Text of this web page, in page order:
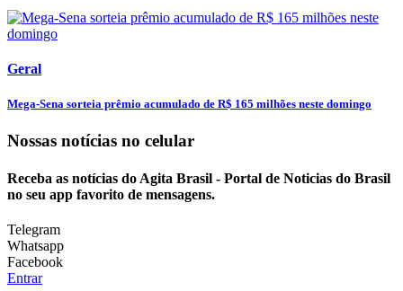
Geral
Mega-Sena sorteia prêmio acumulado de R$ 165 milhões neste domingo
Nossas notícias no celular
Receba as notícias do Agita Brasil - Portal de Noticias do Brasil
no seu app favorito de mensagens.
Telegram
Whatsapp
Facebook
Entrar